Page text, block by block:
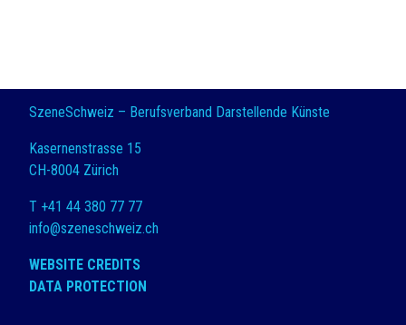
SzeneSchweiz – Berufsverband Darstellende Künste
Kasernenstrasse 15
CH-8004 Zürich
T +41 44 380 77 77
info@szeneschweiz.ch
WEBSITE CREDITS
DATA PROTECTION